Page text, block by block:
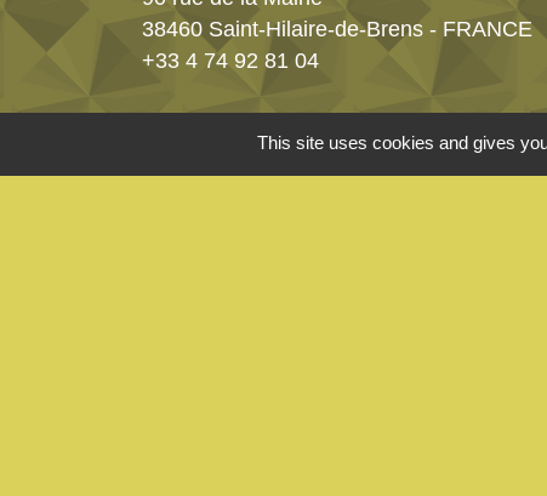
38460 Saint-Hilaire-de-Brens - FRANCE
+33 4 74 92 81 04
Horaires ouverture mairie
Le mardi de 9h00 à 11h30
Le jeudi de 16h00 à 18h00
This site uses cookies and gives